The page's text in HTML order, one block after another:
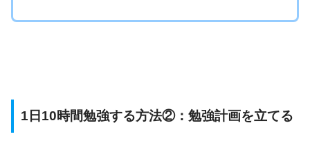
1日10時間勉強する方法②：勉強計画を立てる